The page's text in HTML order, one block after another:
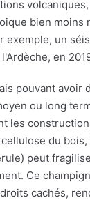
bien moins
exemple, un
en
pouvant avoir
ou long
les
du
peut
Ce
cachés,